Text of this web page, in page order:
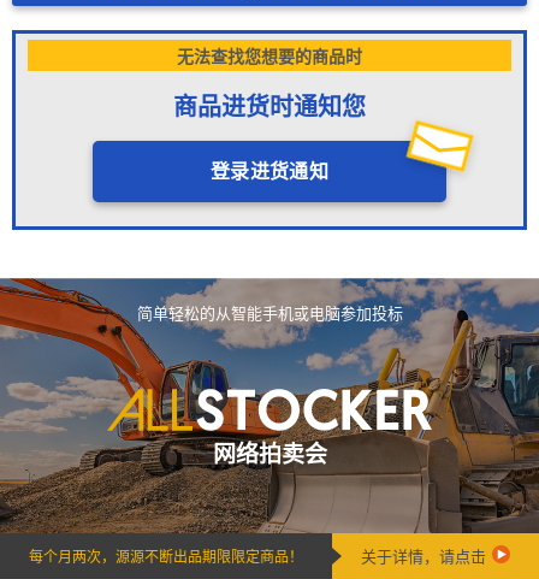
无法查找您想要的商品时
商品进货时通知您
登录进货通知
简单轻松的从智能手机或电脑参加投标
网络拍卖会
每个月两次，源源不断出品期限限定商品！ 关于详情，请点击